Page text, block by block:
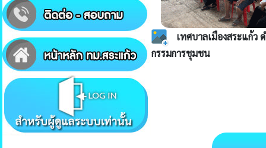
เทศบาลเมืองสระแก้ว
กรรมการชุมชน